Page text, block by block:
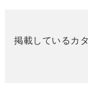
掲載しているカ